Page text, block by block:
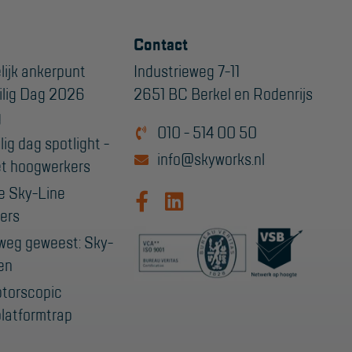
ankerpunt
Dag 2026
dag spotlight -
hoogwerkers
Sky-Line
geweest: Sky-
Contact
Industrieweg 7-11
2651 BC Berkel en Rodenrijs
010 - 514 00 50
info@skyworks.nl